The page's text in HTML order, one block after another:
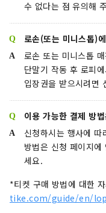
수 없다는 점 유의해
로손(또는 미니스톱)
로손 또는 미니스톱
단말기 작동 후 로피
입장권을 받으시려면
이용 가능한 결제 방
신청하시는 행사에
방법은 신청 페이지
세요.
*티켓 구매 방법에 대한
tike.com/guide/en/